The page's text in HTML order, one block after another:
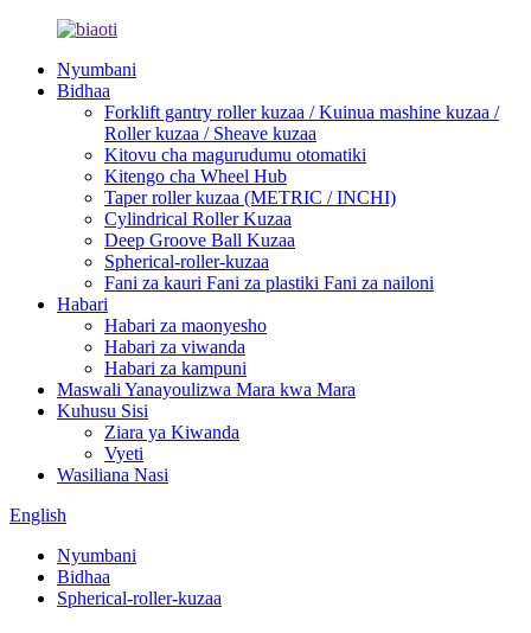
Nyumbani
Bidhaa
Forklift gantry roller kuzaa / Kuinua mashine kuzaa /
Roller kuzaa / Sheave kuzaa
Kitovu cha magurudumu otomatiki
Kitengo cha Wheel Hub
Taper roller kuzaa (METRIC / INCHI)
Cylindrical Roller Kuzaa
Deep Groove Ball Kuzaa
Spherical-roller-kuzaa
Fani za kauri Fani za plastiki Fani za nailoni
Habari
Habari za maonyesho
Habari za viwanda
Habari za kampuni
Maswali Yanayoulizwa Mara kwa Mara
Kuhusu Sisi
Ziara ya Kiwanda
Vyeti
Wasiliana Nasi
English
Nyumbani
Bidhaa
Spherical-roller-kuzaa